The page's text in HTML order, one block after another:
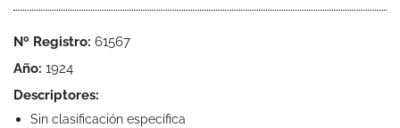
Nº Registro: 61567
Año: 1924
Descriptores:
Sin clasificación específica